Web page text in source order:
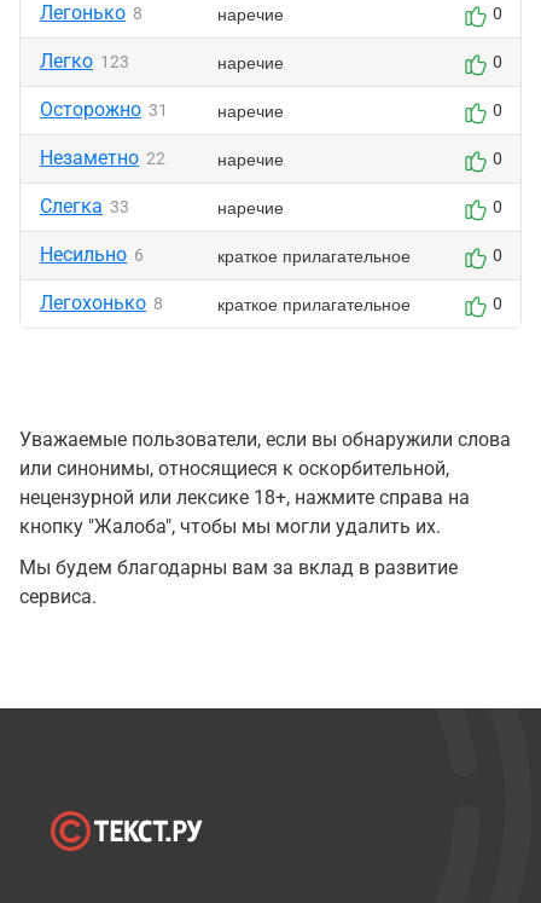
Легонько 8 наречие 0
Легко 123 наречие 0
Осторожно 31 наречие 0
Незаметно 22 наречие 0
Слегка 33 наречие 0
Несильно 6 краткое прилагательное 0
Легохонько 8 краткое прилагательное 0
Уважаемые пользователи, если вы обнаружили слова
или синонимы, относящиеся к оскорбительной,
нецензурной или лексике 18+, нажмите справа на
кнопку "Жалоба", чтобы мы могли удалить их.
Мы будем благодарны вам за вклад в развитие
сервиса.